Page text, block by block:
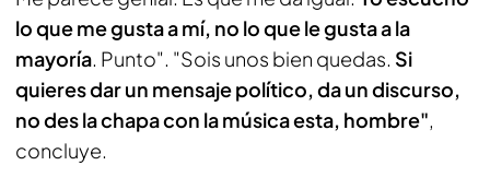
lo que me gusta a mí, no lo que le gusta a la
mayoría. Punto". "Sois unos bien quedas. Si
quieres dar un mensaje político, da un discurso,
no des la chapa con la música esta, hombre",
concluye.